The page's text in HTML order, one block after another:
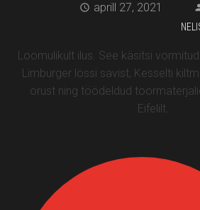
aprill 27, 2021
Loomulikult ilus. See käsitsi
Limburger lössi savist, Kesselti
orust ning töödeldud
Eifelilt.